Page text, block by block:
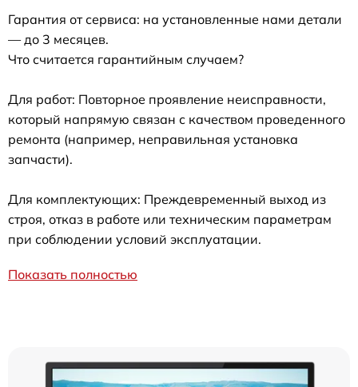
Гарантия от сервиса: на установленные нами детали
— до 3 месяцев.
Что считается гарантийным случаем?
Для работ: Повторное проявление неисправности,
который напрямую связан с качеством проведенного
ремонта (например, неправильная установка
запчасти).
Для комплектующих: Преждевременный выход из
строя, отказ в работе или техническим параметрам
при соблюдении условий эксплуатации.
Показать полностью